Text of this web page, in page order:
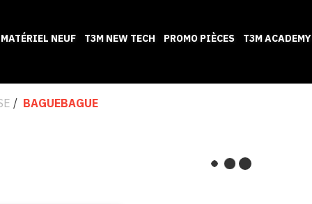
MATÉRIEL NEUF T3M NEW TECH PROMO PIÈCES T3M ACADEMY
BAGUEBAGUE